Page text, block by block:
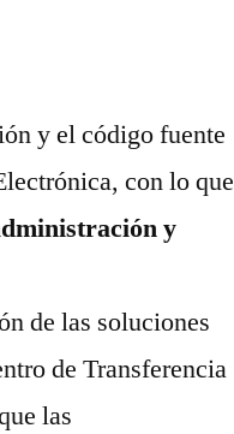
y el código fuente
con lo que
y
de las soluciones
de Transferencia
las